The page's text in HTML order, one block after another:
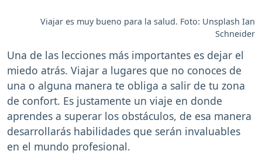
Viajar es muy bueno para la salud. Foto: Unsplash Ian
Schneider
Una de las lecciones más importantes es dejar el
miedo atrás. Viajar a lugares que no conoces de
una o alguna manera te obliga a salir de tu zona
de confort. Es justamente un viaje en donde
aprendes a superar los obstáculos, de esa manera
desarrollarás habilidades que serán invaluables
en el mundo profesional.